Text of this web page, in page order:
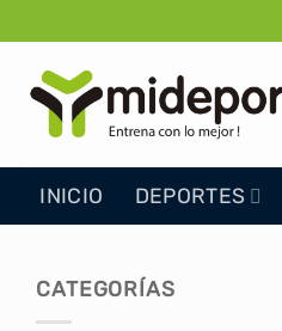
al
contenido
INICIO DEPORTES
CATEGORÍAS